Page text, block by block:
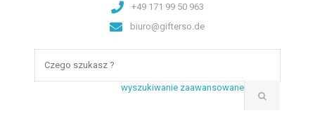
+49 171 99 50 963
biuro@gifterso.de
wyszukiwanie zaawansowane